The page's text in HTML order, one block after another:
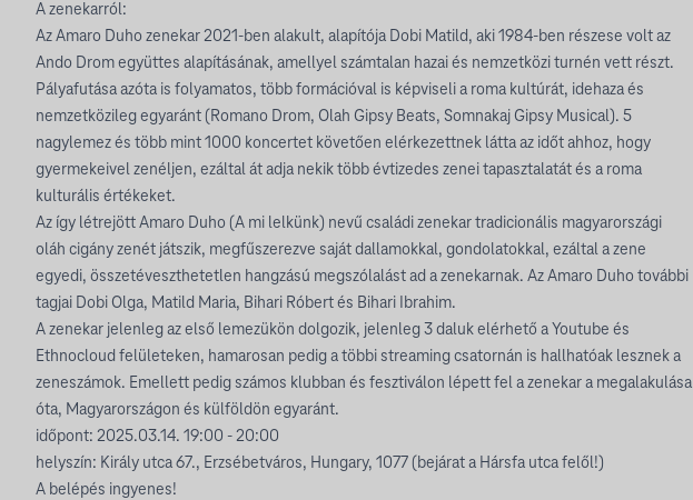
A zenekarról:
Az Amaro Duho zenekar 2021-ben alakult, alapítója Dobi Matild, aki 1984-ben részese volt az
Ando Drom együttes alapításának, amellyel számtalan hazai és nemzetközi turnén vett részt.
Pályafutása azóta is folyamatos, több formációval is képviseli a roma kultúrát, idehaza és
nemzetközileg egyaránt (Romano Drom, Olah Gipsy Beats, Somnakaj Gipsy Musical). 5
nagylemez és több mint 1000 koncertet követően elérkezettnek látta az időt ahhoz, hogy
gyermekeivel zenéljen, ezáltal át adja nekik több évtizedes zenei tapasztalatát és a roma
kulturális értékeket.
Az így létrejött Amaro Duho (A mi lelkünk) nevű családi zenekar tradicionális magyarországi
oláh cigány zenét játszik, megfűszerezve saját dallamokkal, gondolatokkal, ezáltal a zene
egyedi, összetéveszthetetlen hangzású megszólalást ad a zenekarnak. Az Amaro Duho további
tagjai Dobi Olga, Matild Maria, Bihari Róbert és Bihari Ibrahim.
A zenekar jelenleg az első lemezükön dolgozik, jelenleg 3 daluk elérhető a Youtube és
Ethnocloud felületeken, hamarosan pedig a többi streaming csatornán is hallhatóak lesznek a
zeneszámok. Emellett pedig számos klubban és fesztiválon lépett fel a zenekar a megalakulása
óta, Magyarországon és külföldön egyaránt.
időpont: 2025.03.14. 19:00 - 20:00
helyszín: Király utca 67., Erzsébetváros, Hungary, 1077 (bejárat a Hársfa utca felől!)
A belépés ingyenes!